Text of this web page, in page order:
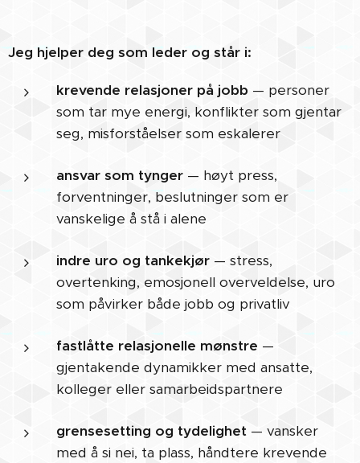
Jeg hjelper deg som leder og står i:
krevende relasjoner på jobb — personer
som tar mye energi, konflikter som gjentar
seg, misforståelser som eskalerer
ansvar som tynger — høyt press,
forventninger, beslutninger som er
vanskelige å stå i alene
indre uro og tankekjør — stress,
overtenking, emosjonell overveldelse, uro
som påvirker både jobb og privatliv
fastlåtte relasjonelle mønstre —
gjentakende dynamikker med ansatte,
kolleger eller samarbeidspartnere
grensesetting og tydelighet — vansker
med å si nei, ta plass, håndtere krevende